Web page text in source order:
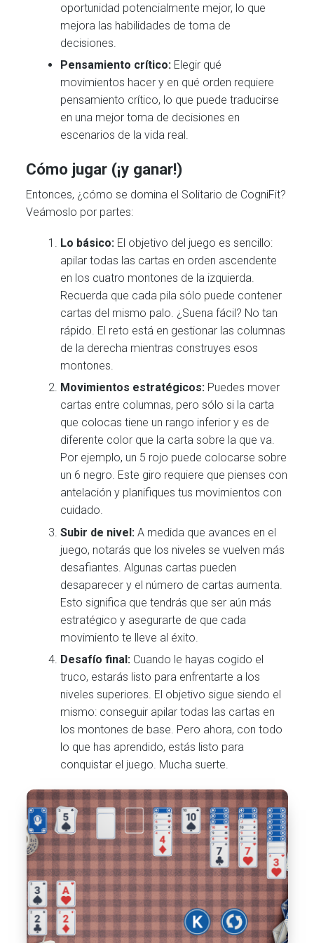
oportunidad potencialmente mejor, lo que
mejora las habilidades de toma de
decisiones.
Pensamiento crítico: Elegir qué
movimientos hacer y en qué orden requiere
pensamiento crítico, lo que puede traducirse
en una mejor toma de decisiones en
escenarios de la vida real.
Cómo jugar (¡y ganar!)
Entonces, ¿cómo se domina el Solitario de CogniFit?
Veámoslo por partes:
Lo básico: El objetivo del juego es sencillo:
apilar todas las cartas en orden ascendente
en los cuatro montones de la izquierda.
Recuerda que cada pila sólo puede contener
cartas del mismo palo. ¿Suena fácil? No tan
rápido. El reto está en gestionar las columnas
de la derecha mientras construyes esos
montones.
Movimientos estratégicos: Puedes mover
cartas entre columnas, pero sólo si la carta
que colocas tiene un rango inferior y es de
diferente color que la carta sobre la que va.
Por ejemplo, un 5 rojo puede colocarse sobre
un 6 negro. Este giro requiere que pienses con
antelación y planifiques tus movimientos con
cuidado.
Subir de nivel: A medida que avances en el
juego, notarás que los niveles se vuelven más
desafiantes. Algunas cartas pueden
desaparecer y el número de cartas aumenta.
Esto significa que tendrás que ser aún más
estratégico y asegurarte de que cada
movimiento te lleve al éxito.
Desafío final: Cuando le hayas cogido el
truco, estarás listo para enfrentarte a los
niveles superiores. El objetivo sigue siendo el
mismo: conseguir apilar todas las cartas en
los montones de base. Pero ahora, con todo
lo que has aprendido, estás listo para
conquistar el juego. Mucha suerte.